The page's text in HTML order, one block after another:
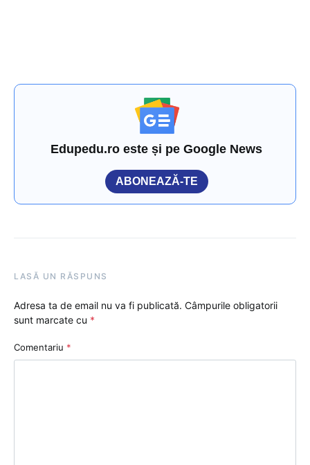
Edupedu.ro este și pe Google News
ABONEAZĂ-TE
LASĂ UN RĂSPUNS
Adresa ta de email nu va fi publicată. Câmpurile obligatorii
sunt marcate cu *
Comentariu *